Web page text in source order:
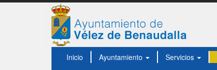
Inicio Ayuntamiento Servicios